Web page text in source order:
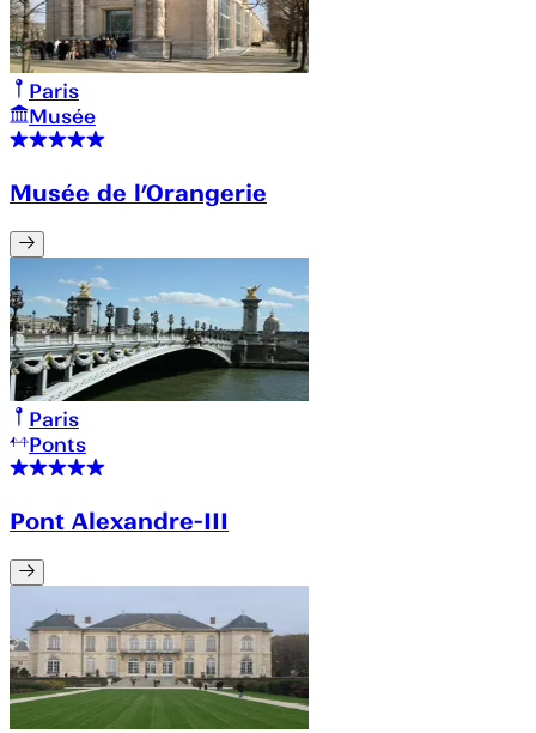
Paris
Musée
Musée de l’Orangerie
Paris
Ponts
Pont Alexandre-III